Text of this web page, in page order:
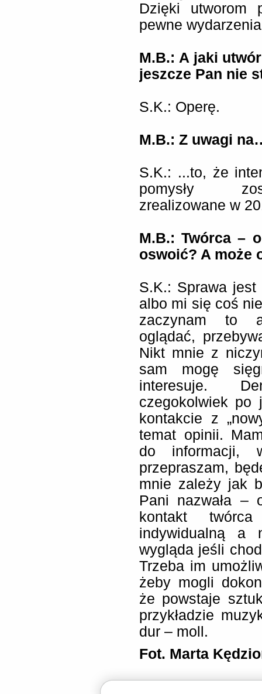
Dzięki utworom
pewne
M.B.: A jaki
jeszcze Pan nie
S.K.: Operę.
M.B.: Z uwagi
S.K.: ...to, że
pomysły
zrealizowane w
M.B.: Twórca –
oswoić? A może
S.K.: Sprawa
albo mi się coś
zaczynam to
oglądać,
Nikt mnie z
sam mogę
interesuje.
czegokolwiek po
kontakcie z
temat opinii.
do
przepraszam,
mnie zależy jak
Pani nazwała –
kontakt
indywidualną a
wygląda jeśli
Trzeba im
żeby mogli
że powstaje
przykładzie
dur – moll.
Fot. Marta